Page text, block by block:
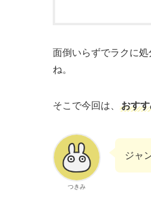
面倒いらずでラクに
ね。
そこで今回は、 おす
つきみ
ジャ